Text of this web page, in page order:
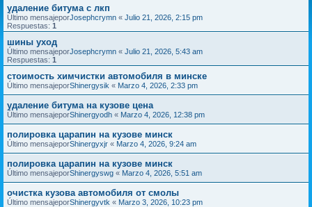
удаление битума с лкп
Último mensajeporJosephcrymn « Julio 21, 2026, 2:15 pm
Respuestas: 1
шины уход
Último mensajeporJosephcrymn « Julio 21, 2026, 5:43 am
Respuestas: 1
стоимость химчистки автомобиля в минске
Último mensajeporShinergysik « Marzo 4, 2026, 2:33 pm
удаление битума на кузове цена
Último mensajeporShinergyodh « Marzo 4, 2026, 12:38 pm
полировка царапин на кузове минск
Último mensajeporShinergyxjr « Marzo 4, 2026, 9:24 am
полировка царапин на кузове минск
Último mensajeporShinergyswg « Marzo 4, 2026, 5:51 am
очистка кузова автомобиля от смолы
Último mensajeporShinergyvtk « Marzo 3, 2026, 10:23 pm